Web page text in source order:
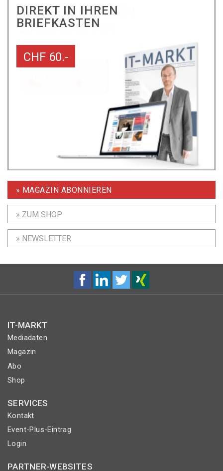
DIREKT IN IHREN
BRIEFKASTEN
CHF 60.-
» MAGAZIN ABONNIEREN
» ZUM SHOP
» NEWSLETTER
IT-MARKT
Mediadaten
Magazin
Abo
Shop
SERVICES
Kontakt
Event-Plus-Eintrag
Login
PARTNER-WEBSITES